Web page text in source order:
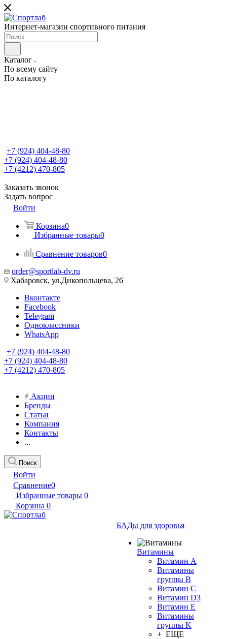
Интернет-магазин спортивного питания
Каталог
По всему сайту
По каталогу
+7 (924) 404-48-80
+7 (924) 404-48-80
+7 (4212) 470-805
Заказать звонок
Задать вопрос
Войти
Корзина0
Избранные товары0
Сравнение товаров0
order@sportlab-dv.ru
Хабаровск, ул.Дикопольцева, 26
Вконтакте
Facebook
Telegram
Одноклассники
WhatsApp
+7 (924) 404-48-80
+7 (924) 404-48-80
+7 (4212) 470-805
Акции
Бренды
Статьи
Компания
Контакты
...
Поиск
Войти
Сравнение0
Избранные товары 0
Корзина 0
БАДы для здоровья
Витамины
Витамин А
Витамины
группы B
Витамин C
Витамин D3
Витамин E
Витамины
группы K
+ ЕЩЕ